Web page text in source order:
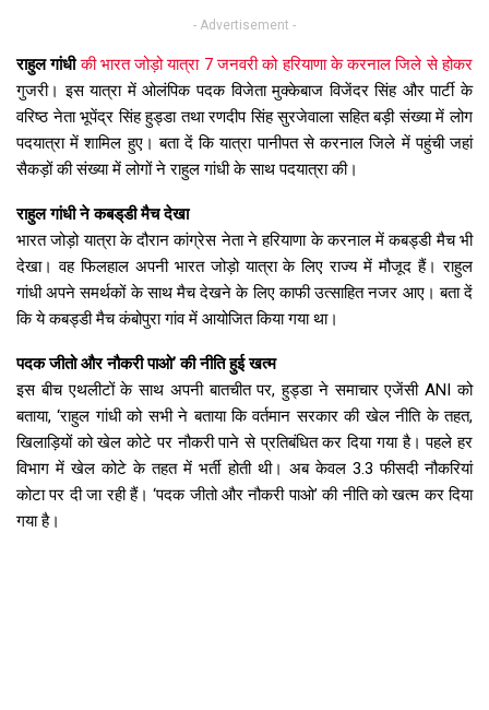
- Advertisement -
राहुल गांधी की भारत जोड़ो यात्रा 7 जनवरी को हरियाणा के करनाल जिले से होकर
गुजरी। इस यात्रा में ओलंपिक पदक विजेता मुक्केबाज विजेंदर सिंह और पार्टी के
वरिष्ठ नेता भूपेंद्र सिंह हुड्डा तथा रणदीप सिंह सुरजेवाला सहित बड़ी संख्या में लोग
पदयात्रा में शामिल हुए। बता दें कि यात्रा पानीपत से करनाल जिले में पहुंची जहां
सैकड़ों की संख्या में लोगों ने राहुल गांधी के साथ पदयात्रा की।
राहुल गांधी ने कबड्‌डी मैच देखा
भारत जोड़ो यात्रा के दौरान कांग्रेस नेता ने हरियाणा के करनाल में कबड्डी मैच भी
देखा। वह फिलहाल अपनी भारत जोड़ो यात्रा के लिए राज्य में मौजूद हैं। राहुल
गांधी अपने समर्थकों के साथ मैच देखने के लिए काफी उत्साहित नजर आए। बता दें
कि ये कबड्डी मैच कंबोपुरा गांव में आयोजित किया गया था।
पदक जीतो और नौकरी पाओ’ की नीति हुई खत्म
इस बीच एथलीटों के साथ अपनी बातचीत पर, हुड्डा ने समाचार एजेंसी ANI को
बताया, ‘राहुल गांधी को सभी ने बताया कि वर्तमान सरकार की खेल नीति के तहत,
खिलाड़ियों को खेल कोटे पर नौकरी पाने से प्रतिबंधित कर दिया गया है। पहले हर
विभाग में खेल कोटे के तहत में भर्ती होती थी। अब केवल 3.3 फीसदी नौकरियां
कोटा पर दी जा रही हैं। ‘पदक जीतो और नौकरी पाओ’ की नीति को खत्म कर दिया
गया है।